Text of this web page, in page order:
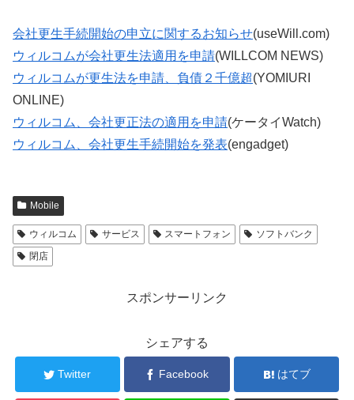
会社更生手続開始の申立に関するお知らせ(useWill.com)
ウィルコムが会社更生法適用を申請(WILLCOM NEWS)
ウィルコムが更生法を申請、負債２千億超(YOMIURI
ONLINE)
ウィルコム、会社更正法の適用を申請(ケータイWatch)
ウィルコム、会社更生手続開始を発表(engadget)
Mobile
ウィルコム サービス スマートフォン
ソフトバンク
閉店
スポンサーリンク
シェアする
Twitter Facebook はてブ